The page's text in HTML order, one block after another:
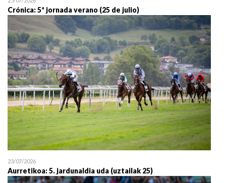
Crónica: 5ª jornada verano (25 de julio)
23/07/2026
Aurretikoa: 5. jardunaldia uda (uztailak 25)